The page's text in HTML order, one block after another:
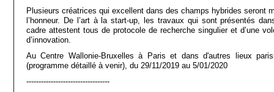
Plusieurs créatrices qui excellent dans des champs hybrides seront
l’honneur. De l’art à la start-up, les travaux qui sont présentés
cadre attestent tous de protocole de recherche singulier et d’une
d’innovation.
Au Centre Wallonie-Bruxelles à Paris et dans d'autres lieux
(programme détaillé à venir), du 29/11/2019 au 5/01/2020
----------------------------------